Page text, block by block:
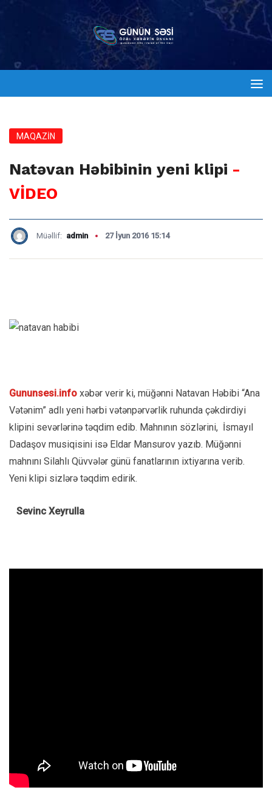
MAQAZİN
Natəvan Həbibinin yeni klipi -
VİDEO
Müəllif: admin 27 İyun 2016 15:14
Gununsesi.info xəbər verir ki, müğənni Natavan Həbibi “Ana
Vətənim” adlı yeni hərbi vətənpərvərlik ruhunda çəkdirdiyi
klipini sevərlərinə təqdim edib. Mahnının sözlərini, İsmayıl
Dadaşov musiqisini isə Eldar Mansurov yazıb. Müğənni
mahnını Silahlı Qüvvələr günü fanatlarının ixtiyarına verib.
Yeni klipi sizlərə təqdim edirik.
Sevinc Xeyrulla